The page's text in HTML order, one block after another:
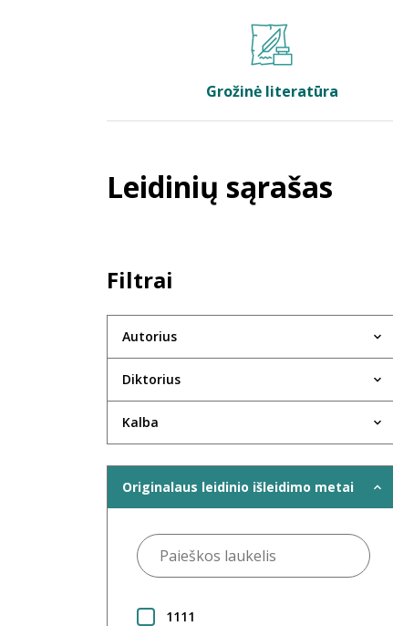
Grožinė literatūra
Leidinių sąrašas
Filtrai
Autorius
Diktorius
Kalba
Originalaus leidinio išleidimo metai
1111